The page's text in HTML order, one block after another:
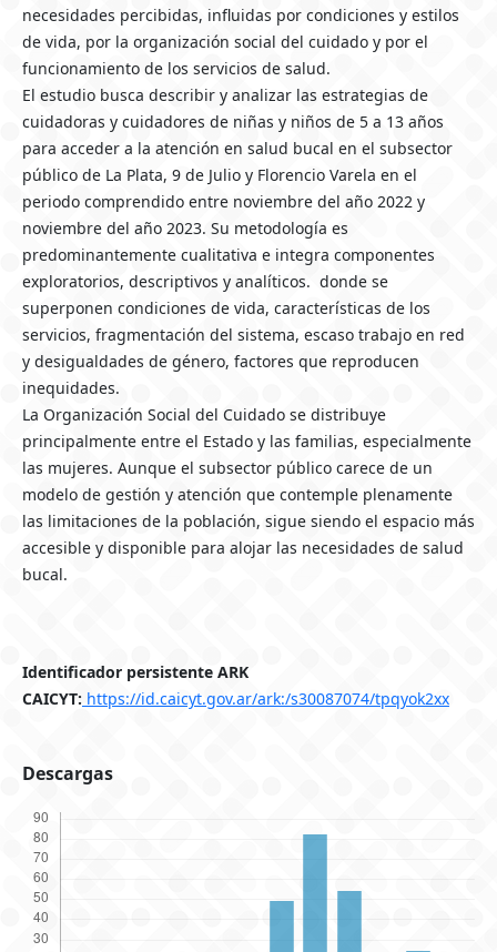
necesidades percibidas, influidas por condiciones y estilos
de vida, por la organización social del cuidado y por el
funcionamiento de los servicios de salud.
El estudio busca describir y analizar las estrategias de
cuidadoras y cuidadores de niñas y niños de 5 a 13 años
para acceder a la atención en salud bucal en el subsector
público de La Plata, 9 de Julio y Florencio Varela en el
periodo comprendido entre noviembre del año 2022 y
noviembre del año 2023. Su metodología es
predominantemente cualitativa e integra componentes
exploratorios, descriptivos y analíticos. donde se
superponen condiciones de vida, características de los
servicios, fragmentación del sistema, escaso trabajo en red
y desigualdades de género, factores que reproducen
inequidades.
La Organización Social del Cuidado se distribuye
principalmente entre el Estado y las familias, especialmente
las mujeres. Aunque el subsector público carece de un
modelo de gestión y atención que contemple plenamente
las limitaciones de la población, sigue siendo el espacio más
accesible y disponible para alojar las necesidades de salud
bucal.
Identificador persistente ARK
CAICYT: https://id.caicyt.gov.ar/ark:/s30087074/tpqyok2xx
Descargas